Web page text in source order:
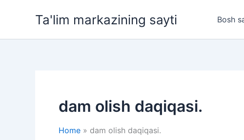
Ta'lim markazining sayti Bosh
dam olish daqiqasi.
Home dam olish daqiqasi.